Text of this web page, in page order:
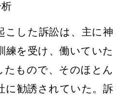
こした訴訟は 、主に神
練を受け、働いていた
たもので、そのほとん
に勧誘されていた 。訴